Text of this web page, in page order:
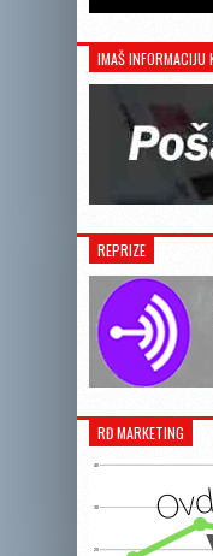
IMAŠ INFORMACIJU
REPRIZE
RĐ MARKETING